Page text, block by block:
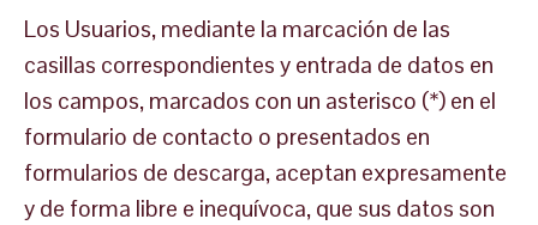
Los Usuarios, mediante la marcación de las
casillas correspondientes y entrada de datos en
los campos, marcados con un asterisco (*) en el
formulario de contacto o presentados en
formularios de descarga, aceptan expresamente
y de forma libre e inequívoca, que sus datos son